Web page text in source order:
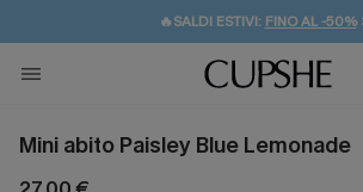
🔥SALDI ESTIVI: FINO AL -50%
🚚SPEDIZIONE GRATUITA DA
💌REGALO PER I NUOVI: 20% DI
Mini abito Paisley Blue Lemonade